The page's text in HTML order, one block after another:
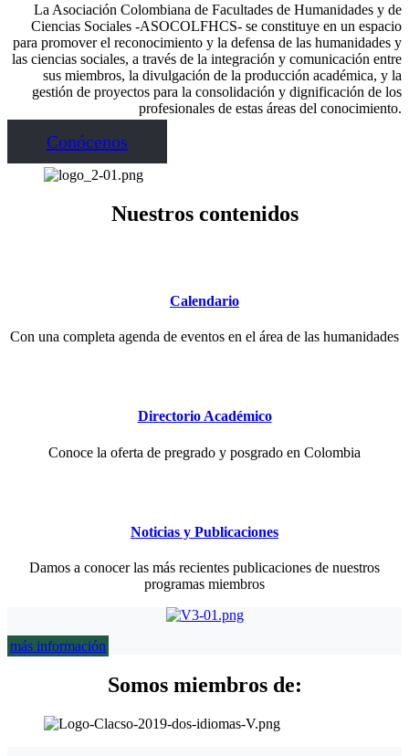
La Asociación Colombiana de Facultades de Humanidades y de
Ciencias Sociales -ASOCOLFHCS- se constituye en un espacio
para promover el reconocimiento y la defensa de las humanidades y
las ciencias sociales, a través de la integración y comunicación entre
sus miembros, la divulgación de la producción académica, y la
gestión de proyectos para la consolidación y dignificación de los
profesionales de estas áreas del conocimiento.
Conócenos
Nuestros contenidos
Calendario
Con una completa agenda de eventos en el área de las humanidades
Directorio Académico
Conoce la oferta de pregrado y posgrado en Colombia
Noticias y Publicaciones
Damos a conocer las más recientes publicaciones de nuestros
programas miembros
más información
Somos miembros de: